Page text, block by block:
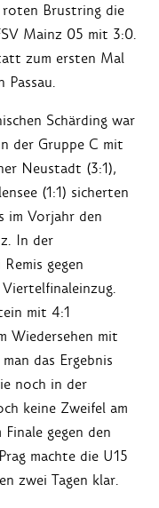
roten Brustring die
Mainz 05 mit 3:0.
zum ersten Mal
Passau.
Schärding war
der Gruppe C mit
Neustadt (3:1),
(1:1) sicherten
im Vorjahr den
In der
gegen
mit 4:1
Wiedersehen mit
das Ergebnis
noch in der
keine Zweifel am
gegen den
machte die U15
zwei Tagen klar.